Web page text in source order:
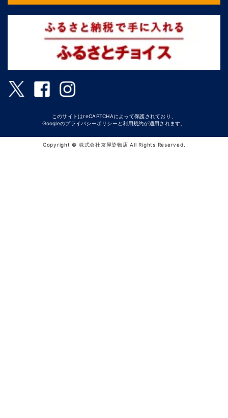
このサイトはreCAPTCHAによって保護されており、
Googleのプライバシーポリシー と利用規約が適用されます。
Copyright © 株式会社京屋染物店 All Rights Reserved.